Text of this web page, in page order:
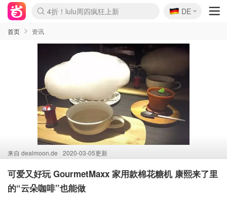
4折！lulu周四疯狂上新
🇩🇪
DE
首页 资讯
来自 dealmoon.de 2020-03-05更新
可爱又好玩 GourmetMaxx 家用款棉花糖机 康熙来了里
的“云朵咖啡”也能做